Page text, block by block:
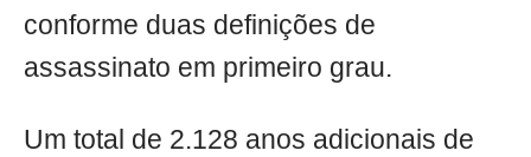
conforme duas definições de
assassinato em primeiro grau.
Um total de 2.128 anos adicionais de